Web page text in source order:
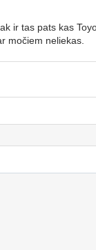
ir tas pats kas
močiem neliekas.